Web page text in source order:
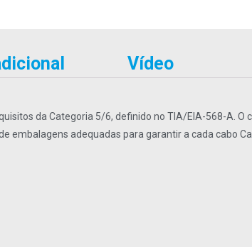
Vídeo
da Categoria 5/6, definido no TIA/EIA-568-A.
embalagens adequadas para garantir a cada cabo